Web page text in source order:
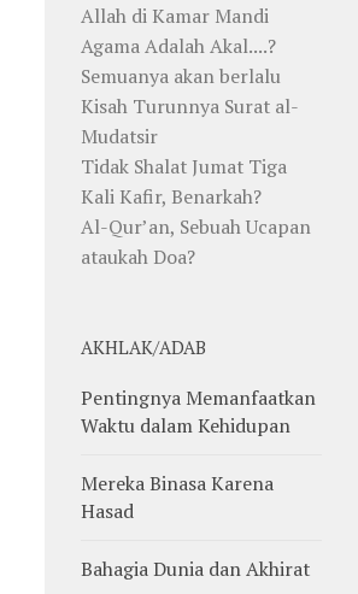
Allah di Kamar Mandi
Agama Adalah Akal....?
Semuanya akan berlalu
Kisah Turunnya Surat al-
Mudatsir
Tidak Shalat Jumat Tiga
Kali Kafir, Benarkah?
Al-Qur’an, Sebuah Ucapan
ataukah Doa?
AKHLAK/ADAB
Pentingnya Memanfaatkan
Waktu dalam Kehidupan
Mereka Binasa Karena
Hasad
Bahagia Dunia dan Akhirat